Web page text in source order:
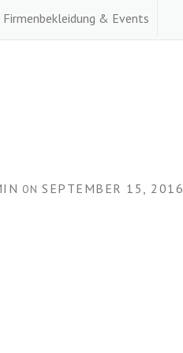
& Events
ON SEPTEMBER 15, 2016